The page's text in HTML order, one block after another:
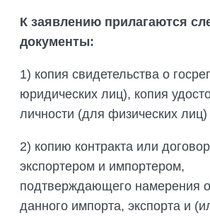
ОБОСНОВАНИЙ
ОРГАНИЗАЦИЯ
ОРГАНИЗАЦИЯ
СТАЖИРОВОК
ОБЩЕСТВОМ ТЕТИС
SAIGA NEWS
К заявлению прилагаются
документы:
1) копия свидетельства о
юридических лиц), копия
личности (для физических лиц)
2) копию контракта или
экспортером и импортером,
подтверждающего намерения
данного импорта, экспорта и